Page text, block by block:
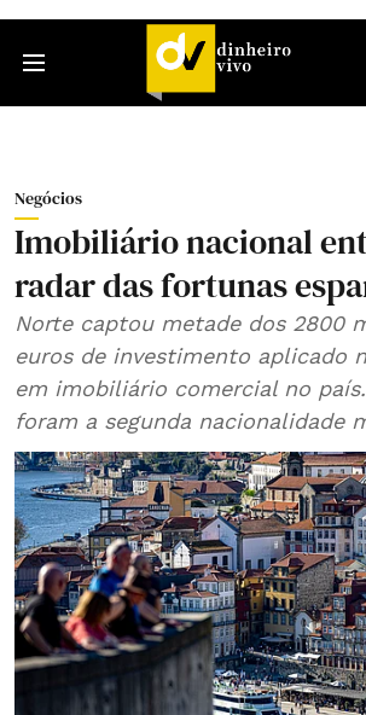
Negócios
Imobiliário nacional
radar das fortunas
Norte captou metade dos 2800
euros de investimento aplicado
em imobiliário comercial no
foram a segunda nacionalidade